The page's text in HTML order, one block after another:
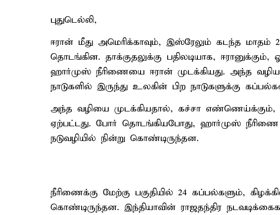
புதுடெல்லி,
ஈரான் மீது அமெரிக்காவும், இஸ்ரேலும் கடந்த மாதம்
தொடங்கின. தாக்குதலுக்கு பதிலடியாக,
ஹார்முஸ் நீரிணையை ஈரான் முடக்கியது. அந்த
நாடுகளில் இருந்து உலகின் பிற நாடுகளுக்கு
அந்த வழியை முடக்கியதால், கச்சா எண்ணெய்க்கும்,
ஏற்பட்டது. போர் தொடங்கியபோது, ஹார்முஸ் நீரிணை
நடுவழியில் நின்று கொண்டிருந்தன.
நீரிணைக்கு மேற்கு பகுதியில் 24 கப்பல்களும்,
கொண்டிருந்தன. இந்தியாவின் ராஜதந்திர